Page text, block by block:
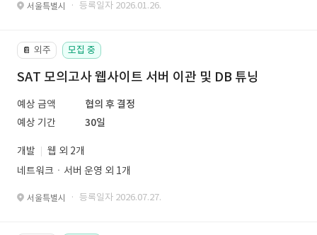
서울특별시 · 등록일자 2026.01.26.
📔 외주 모집 중
SAT 모의고사 웹사이트 서버 이관 및 DB 튜닝
예상 금액
협의 후 결정
예상 기간
30일
개발
웹 외 2개
네트워크ㆍ서버 운영 외 1개
서울특별시 · 등록일자 2026.07.27.